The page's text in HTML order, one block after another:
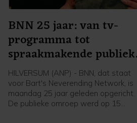
BNN 25 jaar: van tv-
programma tot
spraakmakende
omroep
HILVERSUM (ANP) - BNN, dat staat
voor Bart's Neverending Network, is
maandag 25 jaar geleden opgericht.
De publieke omroep werd op 15